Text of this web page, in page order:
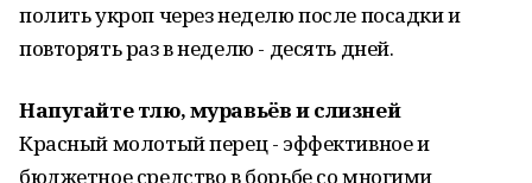
полить укроп через неделю после посадки и
повторять раз в неделю - десять дней.
Напугайте тлю, муравьёв и слизней
Крaсный молотый перец - эффективное и
бюджетное средство в борьбе со многими